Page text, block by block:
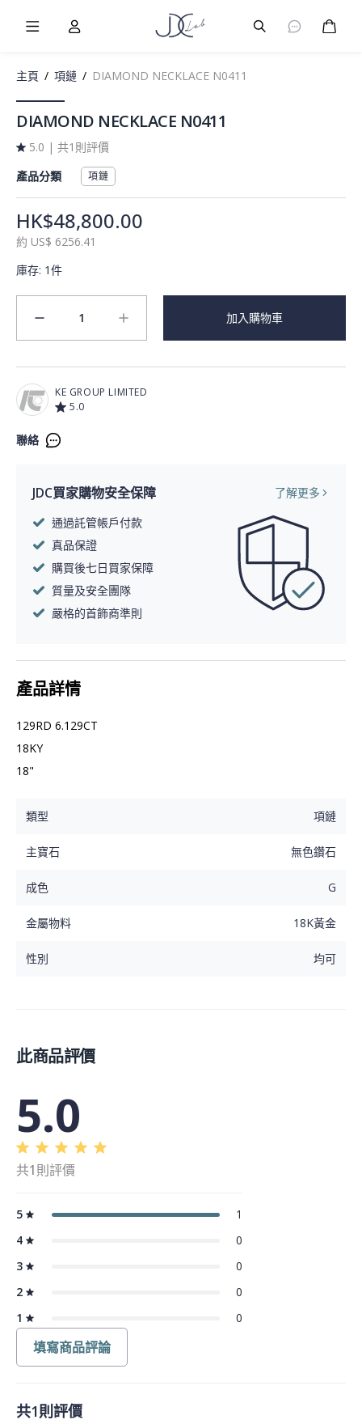
主頁 / 項鏈 / DIAMOND NECKLACE N0411
DIAMOND NECKLACE N0411
5.0 | 共1則評價
產品分類
項鏈
HK$48,800.00
約 US$ 6256.41
庫存: 1件
minus 1 plus 加入購物車
KE GROUP LIMITED
5.0
聯絡
JDC買家購物安全保障
了解更多
通過託管帳戶付款
真品保證
購買後七日買家保障
質量及安全團隊
嚴格的首飾商準則
產品詳情
129RD 6.129CT
18KY
18"
類型 項鏈
主寶石 無色鑽石
成色 G
金屬物料 18K黃金
性別 均可
此商品評價
5.0
共1則評價
5
1
4
0
3
0
2
0
1
0
填寫商品評論
共1則評價
Burger Menu
User Burger Menu購物